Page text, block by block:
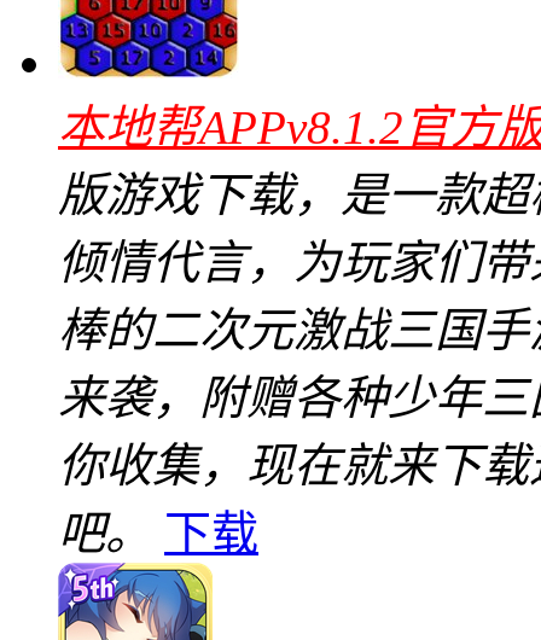
本地帮APPv8.1.2官方
版游戏下载，是一款
倾情代言，为玩家们
棒的二次元激战三国
来袭，附赠各种少年
你收集，现在就来下
吧。
下载